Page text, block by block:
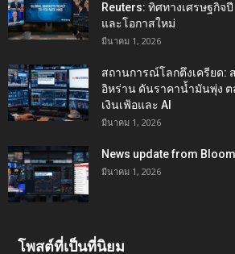
Reuters: ทิศทางเศรษฐกิจ
และโอกาสใหม่
มีนาคม 1, 2026
สถานการณ์โลกตึงเครียด:
อิหร่าน ดันราคาน้ำมันพุ่ง
เงินเฟ้อและ AI
มีนาคม 1, 2026
News update from
มีนาคม 1, 2026
โพสต์ที่เป็นที่นิยม